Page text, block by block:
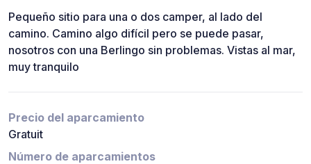
Pequeño sitio para una o dos camper, al lado del
camino. Camino algo difícil pero se puede pasar,
nosotros con una Berlingo sin problemas. Vistas al mar,
muy tranquilo
Precio del aparcamiento
Gratuit
Número de aparcamientos